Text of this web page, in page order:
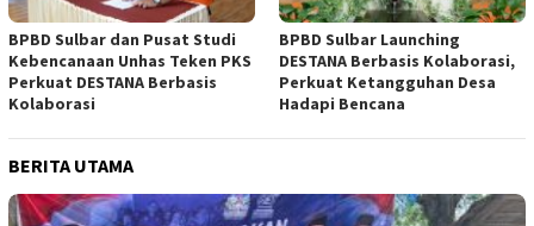
BPBD Sulbar dan Pusat Studi
Kebencanaan Unhas Teken PKS
Perkuat DESTANA Berbasis
Kolaborasi
BPBD Sulbar Launching
DESTANA Berbasis Kolaborasi,
Perkuat Ketangguhan Desa
Hadapi Bencana
BERITA UTAMA